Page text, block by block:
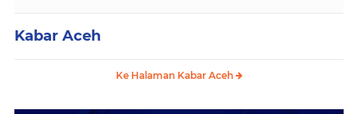
Kabar Aceh
Ke Halaman Kabar Aceh